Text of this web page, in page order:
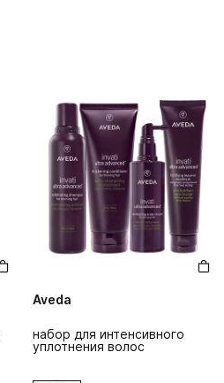
Aveda
набор для интенсивного
уплотнения волос